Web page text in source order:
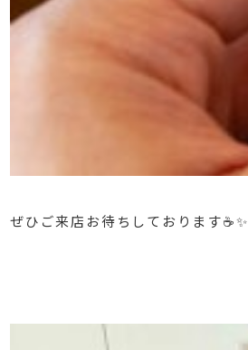
ぜひご来店お待ちしております☕️✨